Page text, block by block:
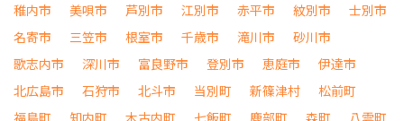
稚内市
美唄市 芦別市 江別市 赤平市 紋別市
士別市
名寄市
三笠市 根室市 千歳市 滝川市
砂川市
歌志内市
深川市 富良野市 登別市 恵庭市
伊達市
北広島市
石狩市 北斗市 当別町 新篠津村
松前町